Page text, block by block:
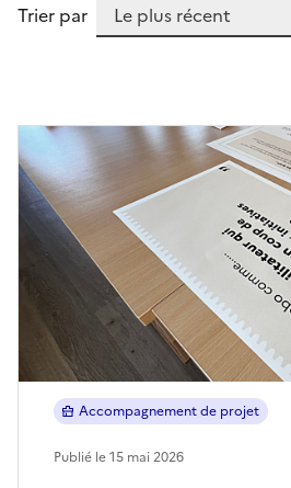
Trier par
Accompagnement de projet
Publié le 15 mai 2026